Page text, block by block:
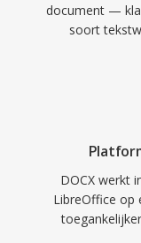
document —
soort
DOCX werkt
LibreOffice